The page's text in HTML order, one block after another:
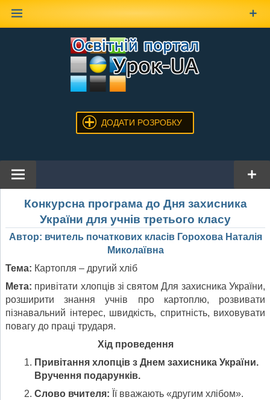
ДОДАТИ РОЗРОБКУ
Конкурсна програма до Дня захисника
України для учнів третього класу
Автор: вчитель початкових класів Горохова Наталія
Миколаївна
Тема: Картопля – другий хліб
Мета: привітати хлопців зі святом Для захисника України,
розширити знання учнів про картоплю, розвивати
пізнавальний інтерес, швидкість, спритність, виховувати
повагу до праці трударя.
Хід проведення
Привітання хлопців з Днем захисника України.
Вручення подарунків.
Слово вчителя: Її вважають «другим хлібом».